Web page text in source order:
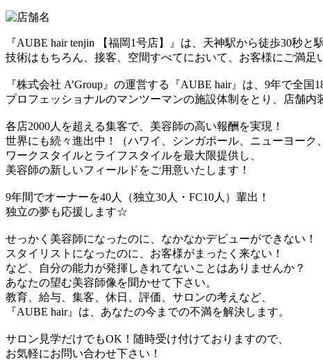
『AUBE hair tenjin 【福岡1号店】』は、天神駅から徒歩30秒と
技術はもちろん、接客、空間すべてにおいて、お客様にご満足
『株式会社 A’Group』の運営する『AUBE hair』は、9年で全国
プロフェッショナルのマンツーマンの施設体制をとり、店舗内
各店2000人を超える集客で、美容師の高い報酬を実現！
世界にも続々進出中！（ハワイ、シンガポール、ニューヨーク
ワークスタイルとライフスタイルを最大限提供し、
美容師の新しいフィールドをご用意いたします！
9年間でオーナーを40人（独立30人・FC10人）輩出！
独立の夢も応援します☆
せっかく美容師になったのに、なかなかデビューができない！
スタイリストになったのに、お客様がまったく来ない！
など、自分の能力が発揮しきれてないことはありませんか？
あなたの望む美容師像を聞かせて下さい。
教育、給与、集客、休日、評価、サロンの考えなど、
『AUBE hair』は、あなたの今までの不満を解決します。
サロン見学だけでもOK！随時受け付けておりますので、
お気軽にお問い合わせ下さい！